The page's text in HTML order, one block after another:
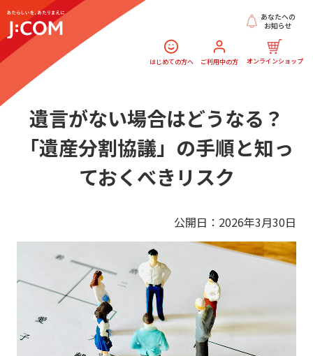
はじめての方へ ご利用中の方 オンラインショップ
あなたへの
お知らせ
遺言がない場合はどうなる？
「遺産分割協議」の手順と知っ
ておくべきリスク
公開日：2026年3月30日